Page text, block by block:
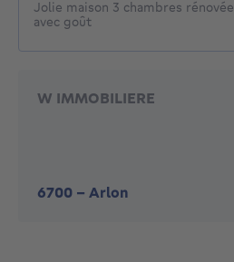
Jolie maison 3 chambres rénovée
avec goût
W IMMOBILIERE
6700 - Arlon